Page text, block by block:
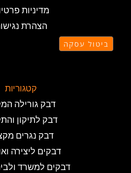
קטגוריות
דבק גורילה
דבק לתיקון
דבק נגרים
דבקים ליצירה
דבקים למשרד
מדיניות
הצהרת
ביטול עסקה